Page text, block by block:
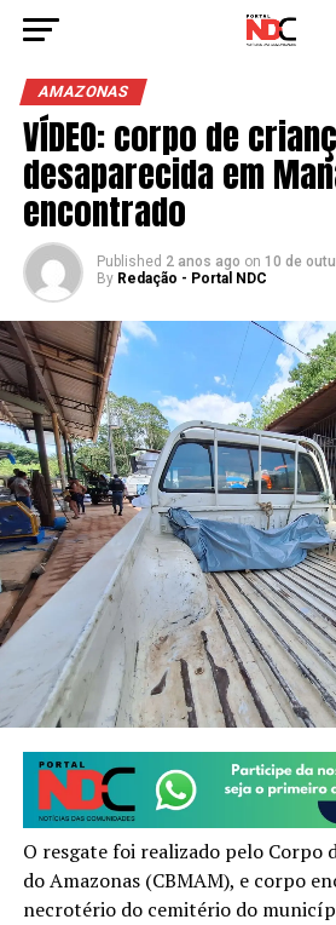
AMAZONAS
VÍDEO: corpo de
desaparecida em
encontrado
Published 2 anos ago on 10 de
By Redação - Portal NDC
O resgate foi realizado pelo Corpo
do Amazonas (CBMAM), e corpo
necrotério do cemitério do